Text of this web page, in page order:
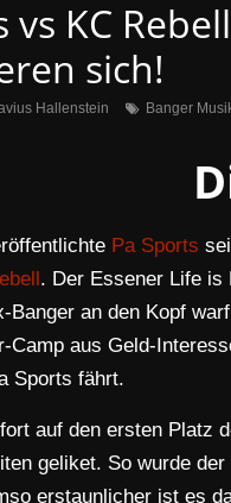
vs KC
sich!
Hallenstein Banger
Pa Sports
. Der Essener Life is
Banger an den Kopf
Camp aus Geld-
Sports fährt.
auf den ersten Platz
geliket. So wurde
erstaunlicher ist es